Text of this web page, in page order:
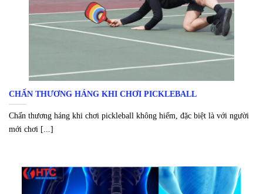
CHẤN THƯƠNG HÁNG KHI CHƠI PICKLEBALL
Chấn thương háng khi chơi pickleball không hiếm, đặc biệt là với người
mới chơi [...]